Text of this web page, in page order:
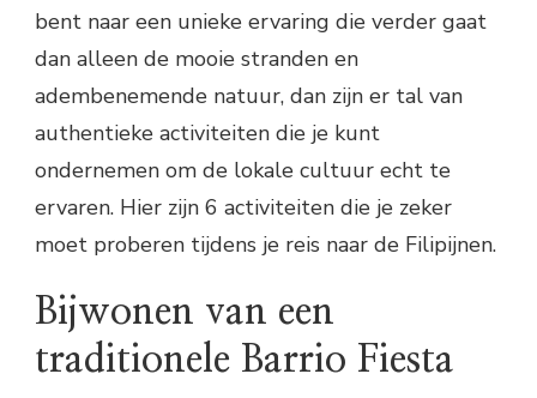
bent naar een unieke ervaring die verder gaat
dan alleen de mooie stranden en
adembenemende natuur, dan zijn er tal van
authentieke activiteiten die je kunt
ondernemen om de lokale cultuur echt te
ervaren. Hier zijn 6 activiteiten die je zeker
moet proberen tijdens je reis naar de Filipijnen.
Bijwonen van een
traditionele Barrio Fiesta